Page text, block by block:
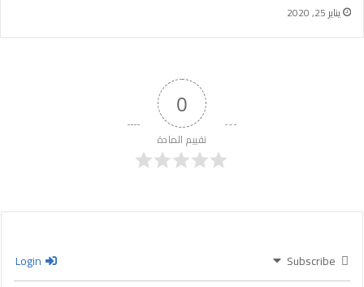
يناير 25, 2020
0
تقييم المادة
Subscribe